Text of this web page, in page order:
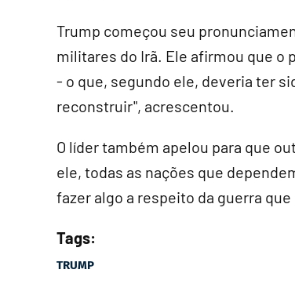
Trump começou seu
militares do Irã. Ele afirmou que o
- o que, segundo ele, deveria ter
reconstruir", acrescentou.
O líder também apelou para que
ele, todas as nações que
fazer algo a respeito da guerra
Tags:
TRUMP